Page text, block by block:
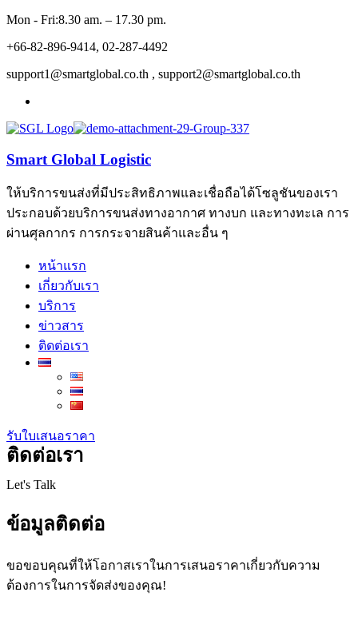
Mon - Fri:8.30 am. – 17.30 pm.
+66-82-896-9414, 02-287-4492
support1@smartglobal.co.th , support2@smartglobal.co.th
Smart Global Logistic
ให้บริการขนส่งที่มีประสิทธิภาพและเชื่อถือได้โซลูชันของเรา
ประกอบด้วยบริการขนส่งทางอากาศ ทางบก และทางทะเล การ
ผ่านศุลกากร การกระจายสินค้าและอื่น ๆ
หน้าแรก
เกี่ยวกับเรา
บริการ
ข่าวสาร
ติดต่อเรา
รับใบเสนอราคา
ติดต่อเรา
Let's Talk
ข้อมูลติดต่อ
ขอขอบคุณที่ให้โอกาสเราในการเสนอราคาเกี่ยวกับความ
ต้องการในการจัดส่งของคุณ!